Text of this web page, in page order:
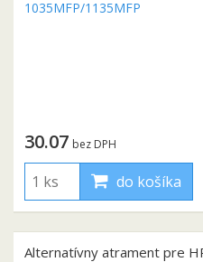
30.07 bez DPH
do košíka
Alternatívny atrament pre